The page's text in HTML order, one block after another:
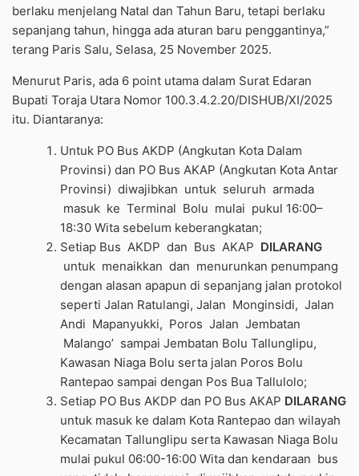
berlaku menjelang Natal dan Tahun Baru, tetapi berlaku
sepanjang tahun, hingga ada aturan baru penggantinya,”
terang Paris Salu, Selasa, 25 November 2025.
Menurut Paris, ada 6 point utama dalam Surat Edaran
Bupati Toraja Utara Nomor 100.3.4.2.20/DISHUB/XI/2025
itu. Diantaranya:
Untuk PO Bus AKDP (Angkutan Kota Dalam
Provinsi) dan PO Bus AKAP (Angkutan Kota Antar
Provinsi) diwajibkan untuk seluruh armada
masuk ke Terminal Bolu mulai pukul 16:00–
18:30 Wita sebelum keberangkatan;
Setiap Bus AKDP dan Bus AKAP DILARANG
untuk menaikkan dan menurunkan penumpang
dengan alasan apapun di sepanjang jalan protokol
seperti Jalan Ratulangi, Jalan Monginsidi, Jalan
Andi Mapanyukki, Poros Jalan Jembatan
Malango’ sampai Jembatan Bolu Tallunglipu,
Kawasan Niaga Bolu serta jalan Poros Bolu
Rantepao sampai dengan Pos Bua Tallulolo;
Setiap PO Bus AKDP dan PO Bus AKAP DILARANG
untuk masuk ke dalam Kota Rantepao dan wilayah
Kecamatan Tallunglipu serta Kawasan Niaga Bolu
mulai pukul 06:00-16:00 Wita dan kendaraan bus